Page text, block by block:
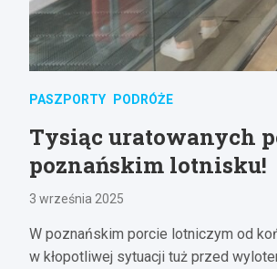
PASZPORTY PODRÓŻE
Tysiąc uratowanych
poznańskim lotnisku!
3 września 2025
W poznańskim porcie lotniczym od
w kłopotliwej sytuacji tuż przed